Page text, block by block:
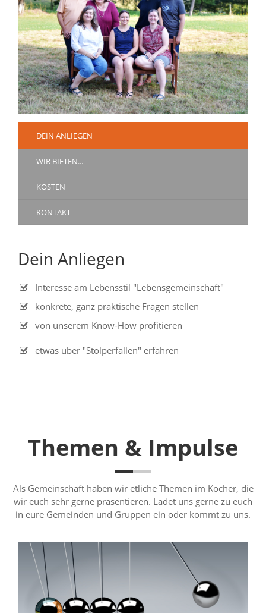
DEIN ANLIEGEN
WIR BIETEN...
KOSTEN
KONTAKT
Dein Anliegen
Interesse am Lebensstil "Lebensgemeinschaft"
konkrete, ganz praktische Fragen stellen
von unserem Know-How profitieren
etwas über "Stolperfallen" erfahren
Themen & Impulse
Als Gemeinschaft haben wir etliche Themen im Köcher, die
wir euch sehr gerne präsentieren. Ladet uns gerne zu euch
in eure Gemeinden und Gruppen ein oder kommt zu uns.